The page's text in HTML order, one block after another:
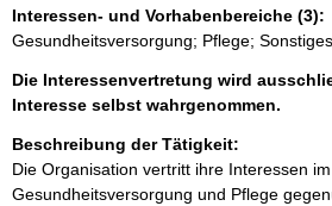
Interessen- und Vorhabenbereiche (3):
Gesundheitsversorgung; Pflege;
Die Interessenvertretung wird
Interesse selbst wahrgenommen.
Beschreibung der Tätigkeit:
Die Organisation vertritt ihre Interessen
Gesundheitsversorgung und Pflege